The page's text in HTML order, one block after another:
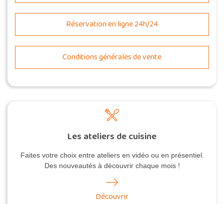
Réservation en ligne 24h/24
Conditions générales de vente
Les ateliers de cuisine
Faites votre choix entre ateliers en vidéo ou en présentiel.
Des nouveautés à découvrir chaque mois !
Découvrir